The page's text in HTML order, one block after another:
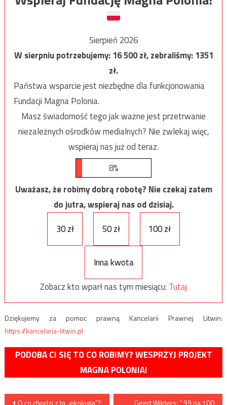
Sierpień 2026
W sierpniu potrzebujemy:16 500zł, zebraliśmy:1351
zł.
Państwa wsparcie jest niezbędne dla funkcjonowania
Fundacji Magna Polonia.
Masz świadomość tego jak ważne jest przetrwanie
niezależnych ośrodków medialnych? Nie zwlekaj więc,
wspieraj nas już od teraz.
8%
Uważasz, że robimy dobrą robotę? Nie czekaj zatem
do jutra, wspieraj nas od dzisiaj.
30 zł
50 zł 100 zł
Inna kwota
Zobacz kto wparł nas tym miesiącu: Tutaj
Dziękujemy za pomoc prawną Kancelarii Prawnej Litwin:
https://kancelaria-litwin.pl
PODOBA CI SIĘ TO CO ROBIMY? WESPRZYJ PROJEKT
MAGNA POLONIA!
O co chodzi z tą „ekologią”? Geert Wilders: ” 99 na 100